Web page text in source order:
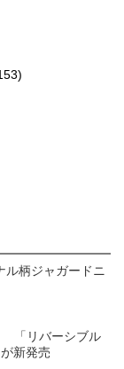
ル柄ジャガードニ
「リバーシブル
新発売